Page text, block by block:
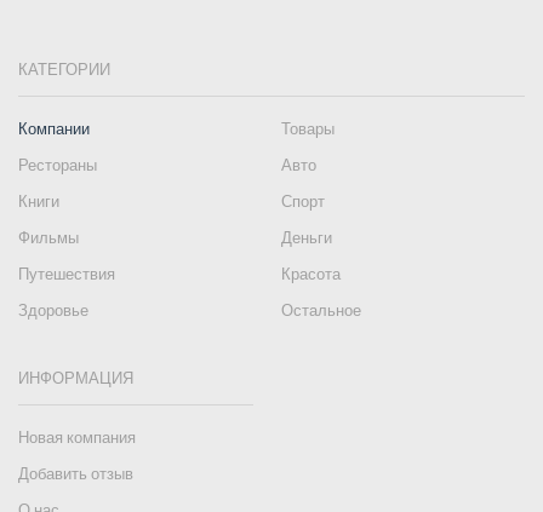
КАТЕГОРИИ
Компании
Товары
Рестораны
Авто
Книги
Спорт
Фильмы
Деньги
Путешествия
Красота
Здоровье
Остальное
ИНФОРМАЦИЯ
Новая компания
Добавить отзыв